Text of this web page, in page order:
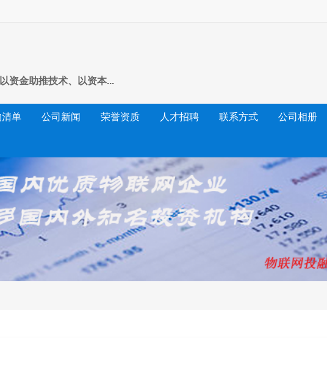
资金助推技术、以资本...
单 公司新闻 荣誉资质 人才招聘 联系方式 公司相册